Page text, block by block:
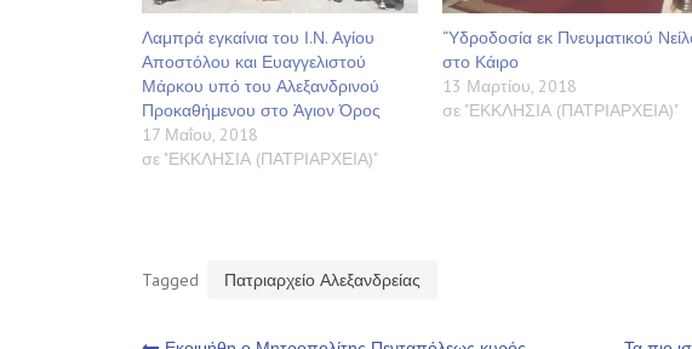
Λαμπρά εγκαίνια του Ι.Ν. Αγίου
Αποστόλου και Ευαγγελιστού
Μάρκου υπό του Αλεξανδρινού
Προκαθήμενου στο Άγιον Όρος
17 Μαΐου, 2018
σε "ΕΚΚΛΗΣΙΑ (ΠΑΤΡΙΑΡΧΕΙΑ)"
“Υδροδοσία εκ Πνευματικού
στο Κάιρο
13 Μαρτίου, 2018
σε "ΕΚΚΛΗΣΙΑ (ΠΑΤΡΙΑΡΧΕΙΑ)"
Tagged Πατριαρχείο Αλεξανδρείας